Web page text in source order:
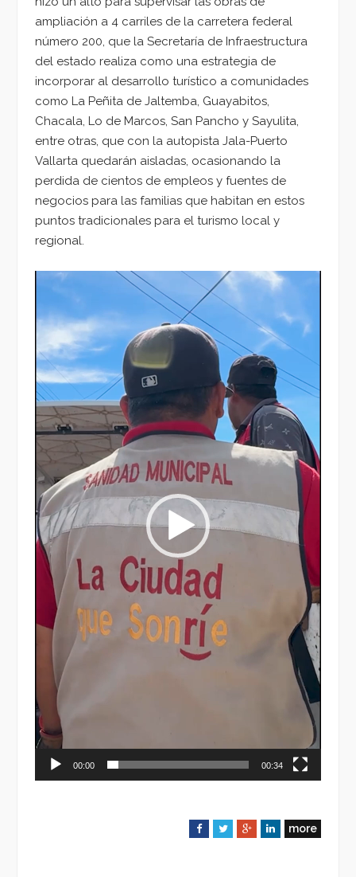
ampliación a 4 carriles de la carretera federal
número 200, que la Secretaría de Infraestructura
del estado realiza como una estrategia de
incorporar al desarrollo turístico a comunidades
como La Peñita de Jaltemba, Guayabitos,
Chacala, Lo de Marcos, San Pancho y Sayulita,
entre otras, que con la autopista Jala-Puerto
Vallarta quedarán aisladas, ocasionando la
perdida de cientos de empleos y fuentes de
negocios para las familias que habitan en estos
puntos tradicionales para el turismo local y
regional.
Reproductor
vídeo
00:00 00:34
F
T
G
L
more